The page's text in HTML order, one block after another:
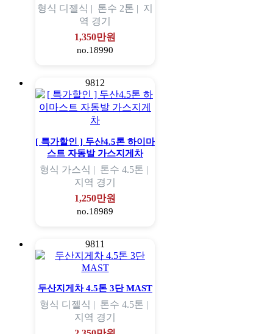
형식 디젤식 | 톤수 2톤 | 지
역 경기
1,350만원
no.18990
9812
[ 특가할인 ] 두산4.5톤 하이마
스트 자동발 가스지게차
형식 가스식 | 톤수 4.5톤 |
지역 경기
1,250만원
no.18989
9811
두산지게차 4.5톤 3단 MAST
형식 디젤식 | 톤수 4.5톤 |
지역 경기